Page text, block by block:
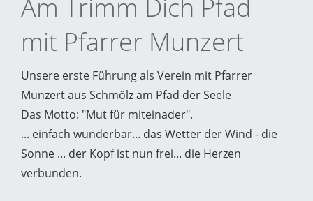
Am Trimm Dich Pfad
mit Pfarrer Munzert
Unsere erste Führung als Verein mit Pfarrer
Munzert aus Schmölz am Pfad der Seele
Das Motto: "Mut für miteinader".
... einfach wunderbar... das Wetter der Wind - die
Sonne ... der Kopf ist nun frei... die Herzen
verbunden.